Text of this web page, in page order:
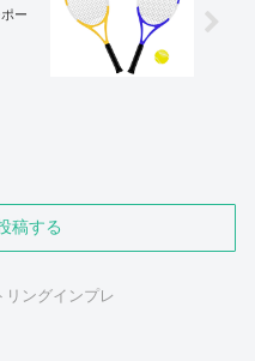
ー
稿する
リングインプレ